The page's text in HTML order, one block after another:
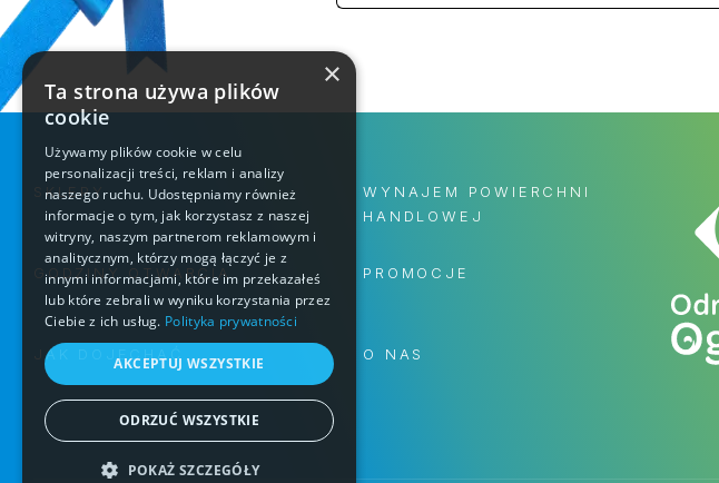
SKLEPY
GODZINY OTWARCIA
JAK DOJECHAĆ
WYNAJEM POWIERCHNI
HANDLOWEJ
PROMOCJE
O NAS
×
Ta strona używa plików
cookie
Używamy plików cookie w celu
personalizacji treści, reklam i analizy
naszego ruchu. Udostępniamy również
informacje o tym, jak korzystasz z naszej
witryny, naszym partnerom reklamowym i
analitycznym, którzy mogą łączyć je z
innymi informacjami, które im przekazałeś
lub które zebrali w wyniku korzystania przez
Ciebie z ich usług. Polityka prywatności
AKCEPTUJ WSZYSTKIE
ODRZUĆ WSZYSTKIE
POKAŻ SZCZEGÓŁY